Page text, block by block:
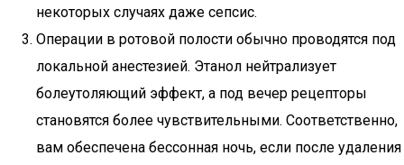
некоторых случаях даже сепсис.
Операции в ротовой полости обычно проводятся под
локальной анестезией. Этанол нейтрализует
болеутоляющий эффект, а под вечер рецепторы
становятся более чувствительными. Соответственно,
вам обеспечена бессонная ночь, если после удаления